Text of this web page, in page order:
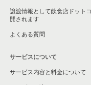
譲渡情報として飲食店ドット
開されます
よくある質問
サービスについて
サービス内容と料金について